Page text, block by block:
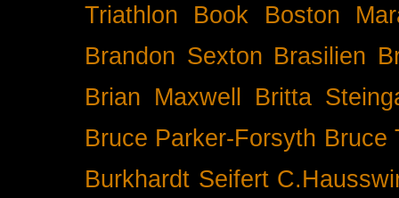
Triathlon
Book
Boston
Brandon Sexton Brasilien
Brian Maxwell
Britta
Bruce Parker-Forsyth Bruce
Burkhardt Seifert